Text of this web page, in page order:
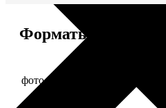
Форматы и цены
фото 20х20 в деревянной рамке